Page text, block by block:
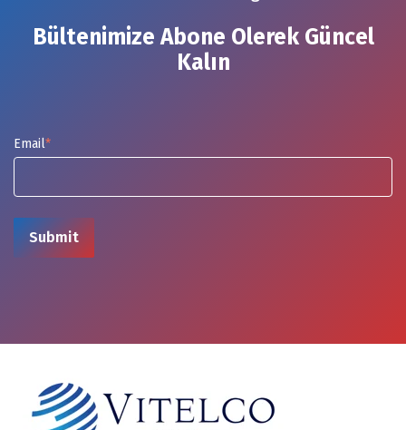
Bültenimize Abone Olerek Güncel
Kalın
Email*